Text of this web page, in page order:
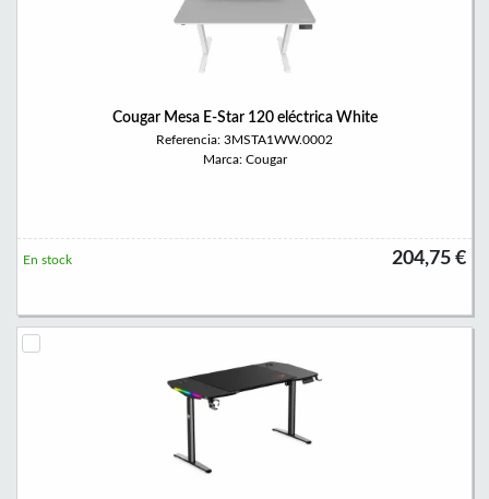
Cougar Mesa E-Star 120 eléctrica White
Referencia: 3MSTA1WW.0002
Marca: Cougar
204,75 €
En stock